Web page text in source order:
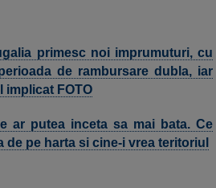
primesc noi imprumuturi, cu
de rambursare dubla, iar
implicat FOTO
ar putea inceta sa mai bata. Ce
pe harta si cine-i vrea teritoriul